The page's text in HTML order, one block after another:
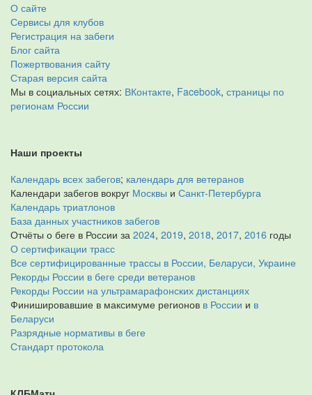
О сайте
Сервисы для клубов
Регистрация на забеги
Блог сайта
Пожертвования сайту
Старая версия сайта
Мы в социальных сетях: ВКонтакте, Facebook, страницы по
регионам России
Наши проекты
Календарь всех забегов; календарь для ветеранов
Календари забегов вокруг Москвы и Санкт-Петербурга
Календарь триатлонов
База данных участников забегов
Отчёты о беге в России за 2024, 2019, 2018, 2017, 2016 годы
О сертификации трасс
Все сертифицированные трассы в России, Беларуси, Украине
Рекорды России в беге среди ветеранов
Рекорды России на ультрамарафонских дистанциях
Финишировавшие в максимуме регионов в России и в
Беларуси
Разрядные нормативы в беге
Стандарт протокола